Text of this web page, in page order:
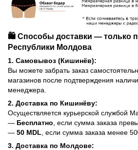
🛍️ Способы доставки — только
Республики Молдова
1. Самовывоз (Кишинёв):
Вы можете забрать заказ
магазинов после подтверждения
менеджера.
2. Доставка по Кишинёву:
Осуществляется курьерской службой
— Бесплатно , если сумма заказа
— 50 MDL , если сумма заказа менее
3. Доставка по Молдове: